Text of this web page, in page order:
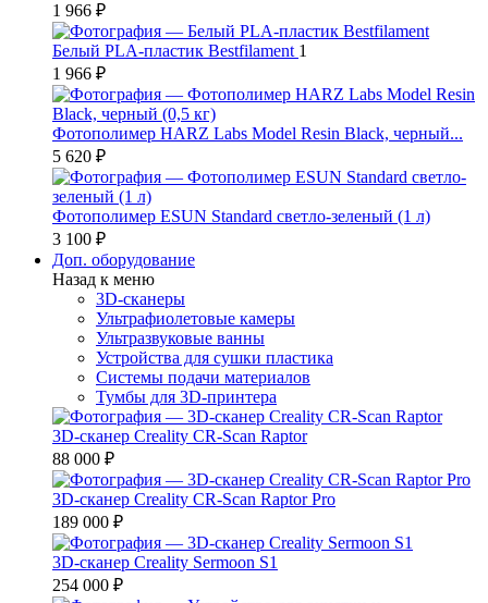
1 966 ₽
Белый PLA-пластик Bestfilament 1
1 966 ₽
Фотополимер HARZ Labs Model Resin Black, черный...
5 620 ₽
Фотополимер ESUN Standard светло-зеленый (1 л)
3 100 ₽
Доп. оборудование
Назад к меню
3D-сканеры
Ультрафиолетовые камеры
Ультразвуковые ванны
Устройства для сушки пластика
Системы подачи материалов
Тумбы для 3D-принтера
3D-сканер Creality CR-Scan Raptor
88 000 ₽
3D-сканер Creality CR-Scan Raptor Pro
189 000 ₽
3D-сканер Creality Sermoon S1
254 000 ₽